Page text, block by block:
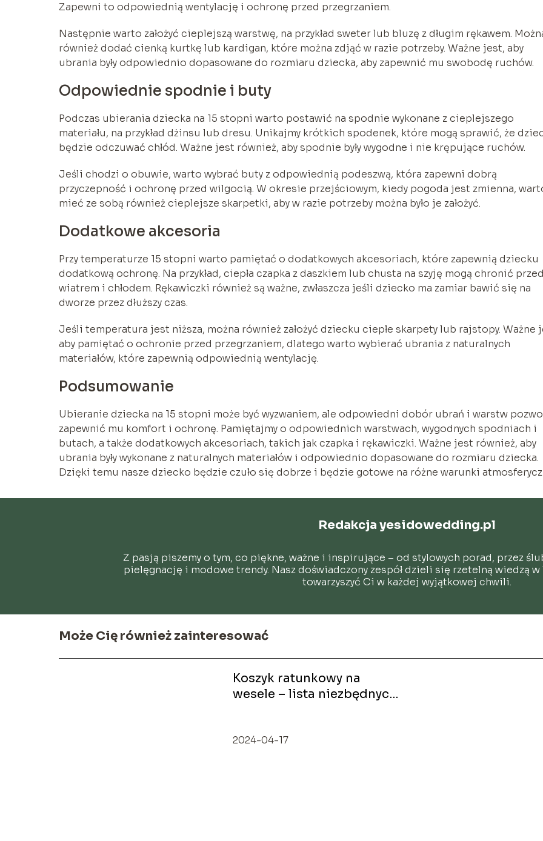
Zapewni to odpowiednią wentylację i ochronę przed przegrzaniem.
Następnie warto założyć cieplejszą warstwę, na przykład sweter lub bluzę z długim rękawem.
również dodać cienką kurtkę lub kardigan, które można zdjąć w razie potrzeby. Ważne jest, aby
ubrania były odpowiednio dopasowane do rozmiaru dziecka, aby zapewnić mu swobodę ruchów.
Odpowiednie spodnie i buty
Podczas ubierania dziecka na 15 stopni warto postawić na spodnie wykonane z cieplejszego
materiału, na przykład dżinsu lub dresu. Unikajmy krótkich spodenek, które mogą sprawić, że
będzie odczuwać chłód. Ważne jest również, aby spodnie były wygodne i nie krępujące ruchów.
Jeśli chodzi o obuwie, warto wybrać buty z odpowiednią podeszwą, która zapewni dobrą
przyczepność i ochronę przed wilgocią. W okresie przejściowym, kiedy pogoda jest zmienna,
mieć ze sobą również cieplejsze skarpetki, aby w razie potrzeby można było je założyć.
Dodatkowe akcesoria
Przy temperaturze 15 stopni warto pamiętać o dodatkowych akcesoriach, które zapewnią dziecku
dodatkową ochronę. Na przykład, ciepła czapka z daszkiem lub chusta na szyję mogą chronić przed
wiatrem i chłodem. Rękawiczki również są ważne, zwłaszcza jeśli dziecko ma zamiar bawić się na
dworze przez dłuższy czas.
Jeśli temperatura jest niższa, można również założyć dziecku ciepłe skarpety lub rajstopy. Ważne
aby pamiętać o ochronie przed przegrzaniem, dlatego warto wybierać ubrania z naturalnych
materiałów, które zapewnią odpowiednią wentylację.
Podsumowanie
Ubieranie dziecka na 15 stopni może być wyzwaniem, ale odpowiedni dobór ubrań i warstw
zapewnić mu komfort i ochronę. Pamiętajmy o odpowiednich warstwach, wygodnych spodniach i
butach, a także dodatkowych akcesoriach, takich jak czapka i rękawiczki. Ważne jest również, aby
ubrania były wykonane z naturalnych materiałów i odpowiednio dopasowane do rozmiaru dziecka.
Dzięki temu nasze dziecko będzie czuło się dobrze i będzie gotowe na różne warunki
Redakcja yesidowedding.pl
Z pasją piszemy o tym, co piękne, ważne i inspirujące – od stylowych porad, przez
pielęgnację i modowe trendy. Nasz doświadczony zespół dzieli się rzetelną wiedzą
towarzyszyć Ci w każdej wyjątkowej chwili.
Może Cię również zainteresować
Koszyk ratunkowy na
wesele – lista niezbędnych
2024-04-17